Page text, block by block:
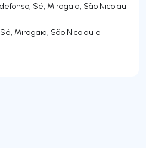
Sé, Miragaia, São Nicolau
Miragaia, São Nicolau e